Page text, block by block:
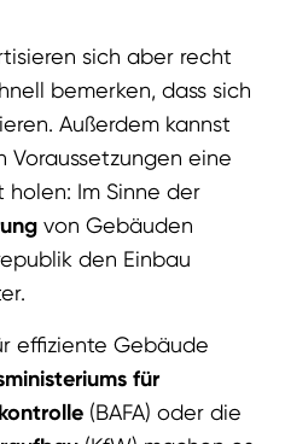
sich aber recht
bemerken, dass sich
Außerdem kannst
eine
holen: Im Sinne der
von Gebäuden
den Einbau
effiziente Gebäude
für
(BAFA) oder die